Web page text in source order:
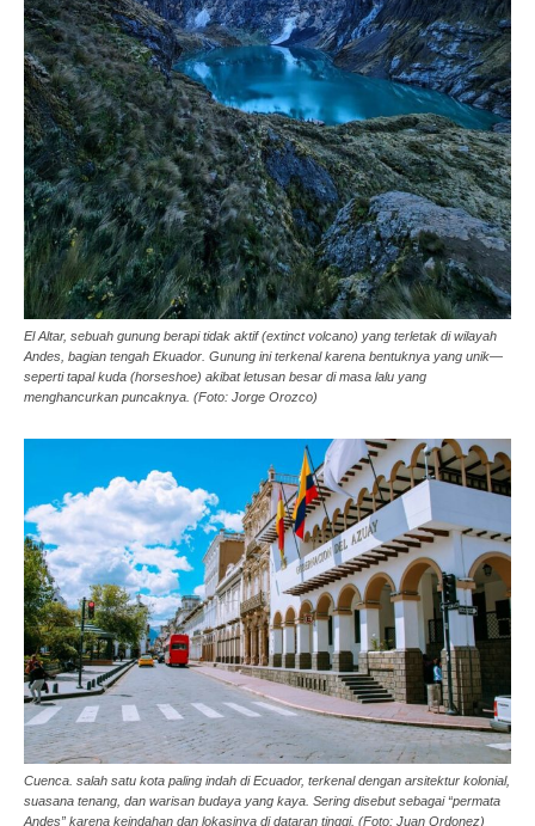
El Altar, sebuah gunung berapi tidak aktif (extinct volcano) yang terletak di wilayah
Andes, bagian tengah Ekuador. Gunung ini terkenal karena bentuknya yang unik—
seperti tapal kuda (horseshoe) akibat letusan besar di masa lalu yang
menghancurkan puncaknya. (Foto: Jorge Orozco)
Cuenca. salah satu kota paling indah di Ecuador, terkenal dengan arsitektur kolonial,
suasana tenang, dan warisan budaya yang kaya. Sering disebut sebagai “permata
Andes” karena keindahan dan lokasinya di dataran tinggi. (Foto: Juan Ordonez)